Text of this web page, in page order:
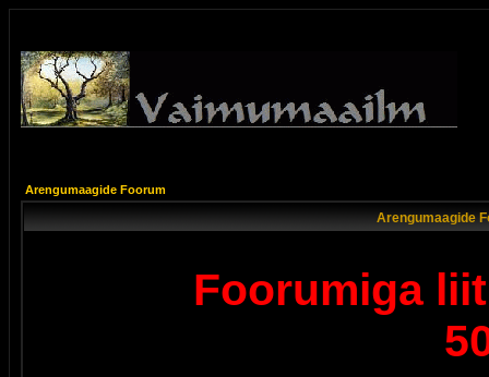
Arengumaagide Foorum
Arengumaagide
Foorumiga